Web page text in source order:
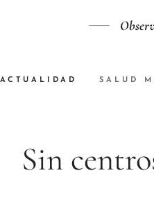
ACTUALIDAD SALUD
Sin